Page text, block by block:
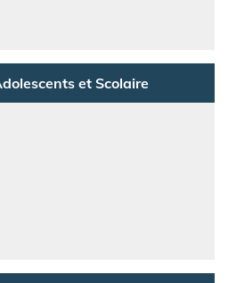
et Scolaire